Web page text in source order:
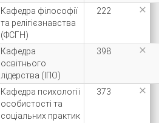
Кафедра філософії
та релігієзнавства
(ФСГН)
222 
Кафедра
освітнього
лідерства (ІПО)
398 
Кафедра психології
особистості та
соціальних практик
373 